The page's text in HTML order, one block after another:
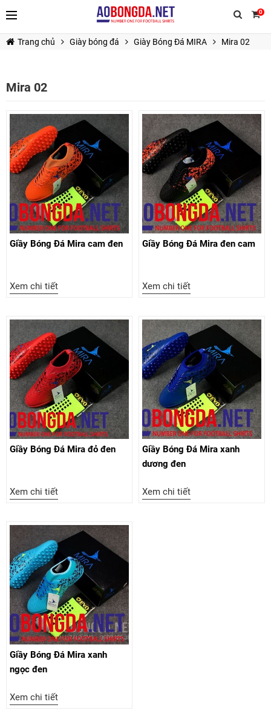
0
TIẾP TỤC MUA HÀNG
Trang chủ Giày bóng đá Giày Bóng Đá MIRA Mira 02
Mira 02
Giầy Bóng Đá Mira cam đen
Xem chi tiết
Giầy Bóng Đá Mira đen cam
Xem chi tiết
Giầy Bóng Đá Mira đỏ đen
Xem chi tiết
Giầy Bóng Đá Mira xanh
dương đen
Xem chi tiết
Giầy Bóng Đá Mira xanh
ngọc đen
Xem chi tiết